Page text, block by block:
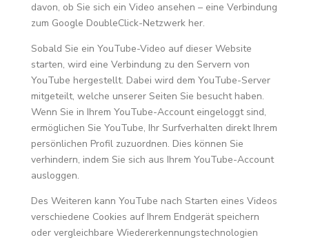
davon, ob Sie sich ein Video ansehen – eine Verbindung
zum Google DoubleClick-Netzwerk her.
Sobald Sie ein YouTube-Video auf dieser Website
starten, wird eine Verbindung zu den Servern von
YouTube hergestellt. Dabei wird dem YouTube-Server
mitgeteilt, welche unserer Seiten Sie besucht haben.
Wenn Sie in Ihrem YouTube-Account eingeloggt sind,
ermöglichen Sie YouTube, Ihr Surfverhalten direkt Ihrem
persönlichen Profil zuzuordnen. Dies können Sie
verhindern, indem Sie sich aus Ihrem YouTube-Account
ausloggen.
Des Weiteren kann YouTube nach Starten eines Videos
verschiedene Cookies auf Ihrem Endgerät speichern
oder vergleichbare Wiedererkennungstechnologien